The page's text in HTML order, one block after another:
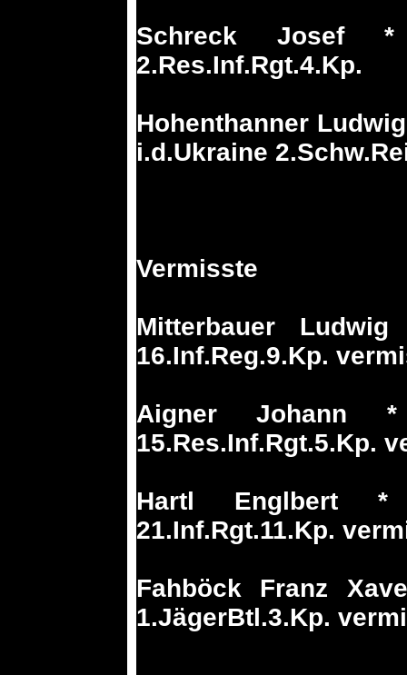
Schreck Josef
2.Res.Inf.Rgt.4.Kp.
Hohenthanner
i.d.Ukraine
Vermisste
Mitterbauer
16.Inf.Reg.9.Kp.
Aigner Johann
15.Res.Inf.Rgt.5.Kp.
Hartl Englbert
21.Inf.Rgt.11.Kp.
Fahböck Franz
1.JägerBtl.3.Kp.